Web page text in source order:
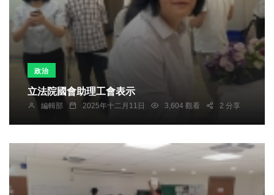
政治
立法院國會助理工會表示
編輯部 2025年十二月11日 3,604 觀看 2 分享